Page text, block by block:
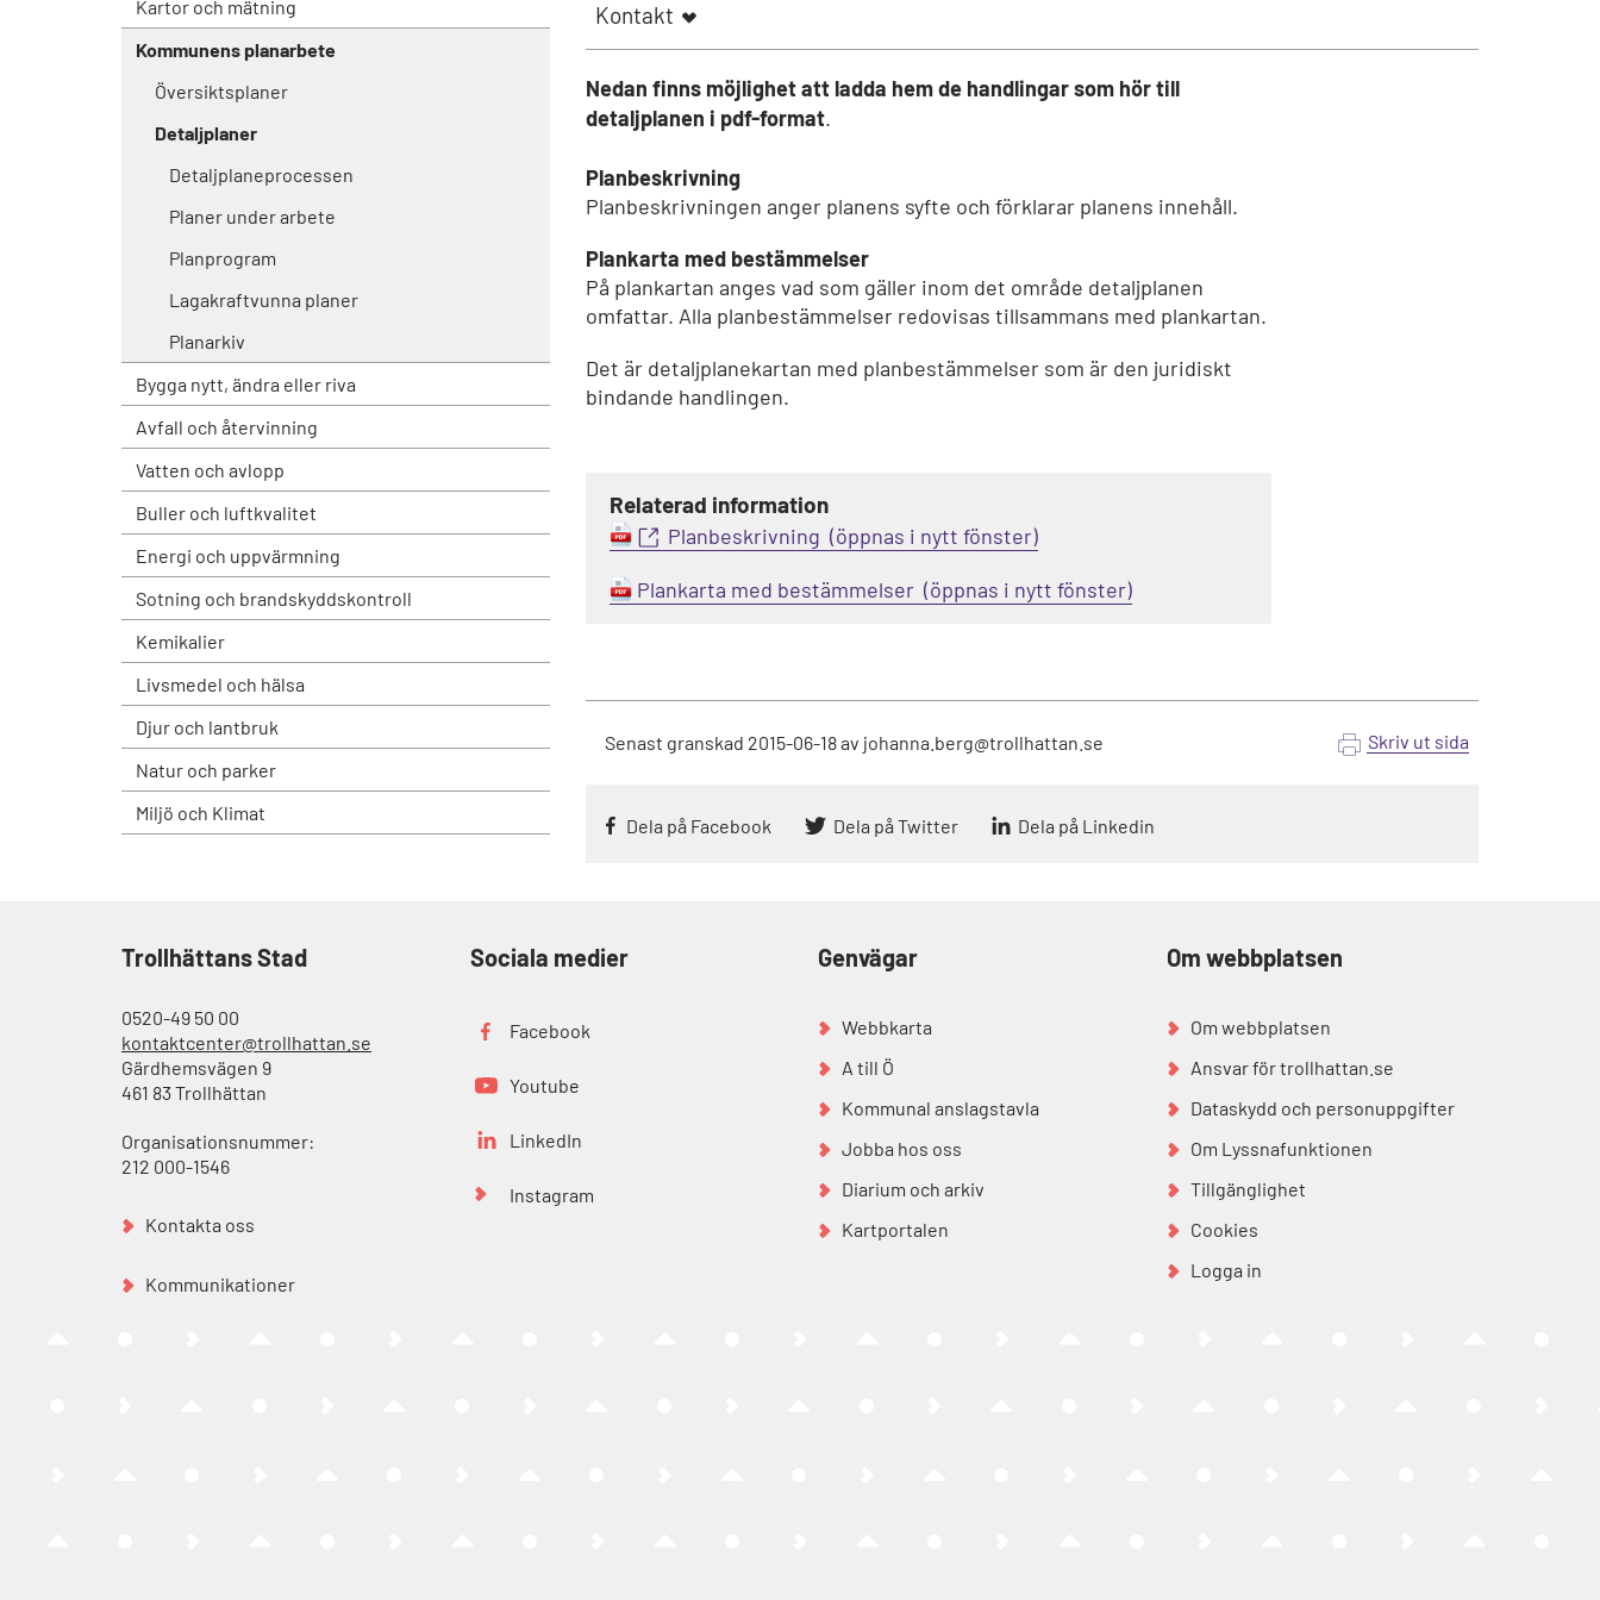
Kartor och mätning
Kommunens planarbete
Översiktsplaner
Detaljplaner
Detaljplaneprocessen
Planer under arbete
Planprogram
Lagakraftvunna planer
Planarkiv
Bygga nytt, ändra eller riva
Avfall och återvinning
Vatten och avlopp
Buller och luftkvalitet
Energi och uppvärmning
Sotning och brandskyddskontroll
Kemikalier
Livsmedel och hälsa
Djur och lantbruk
Natur och parker
Miljö och Klimat
Kontakt
Nedan finns möjlighet att ladda hem de handlingar som hör till
detaljplanen i pdf-format.
Planbeskrivning
Planbeskrivningen anger planens syfte och förklarar planens innehåll.
Plankarta med bestämmelser
På plankartan anges vad som gäller inom det område detaljplanen
omfattar. Alla planbestämmelser redovisas tillsammans med plankartan.
Det är detaljplanekartan med planbestämmelser som är den juridiskt
bindande handlingen.
Relaterad information
Planbeskrivning
Plankarta med bestämmelser
Senast granskad 2015-06-18av johanna.berg@trollhattan.se Skriv ut sida
Dela på Facebook Dela på Twitter Dela på Linkedin
Trollhättans Stad
0520-49 50 00
kontaktcenter@trollhattan.se
Gärdhemsvägen 9
461 83 Trollhättan
Organisationsnummer:
212 000-1546
Kontakta oss
Kommunikationer
Sociala medier
Facebook
Youtube
LinkedIn
Instagram
Genvägar
Webbkarta
A till Ö
Kommunal anslagstavla
Jobba hos oss
Diarium och arkiv
Kartportalen
Om webbplatsen
Om webbplatsen
Ansvar för trollhattan.se
Dataskydd och personuppgifter
Om Lyssnafunktionen
Tillgänglighet
Cookies
Logga in